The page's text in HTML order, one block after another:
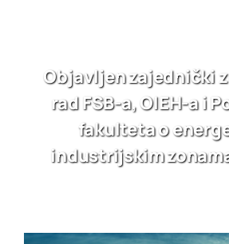
Objavljen zajednički
rad FSB-a, OIEH-a i
fakulteta o
industrijskim